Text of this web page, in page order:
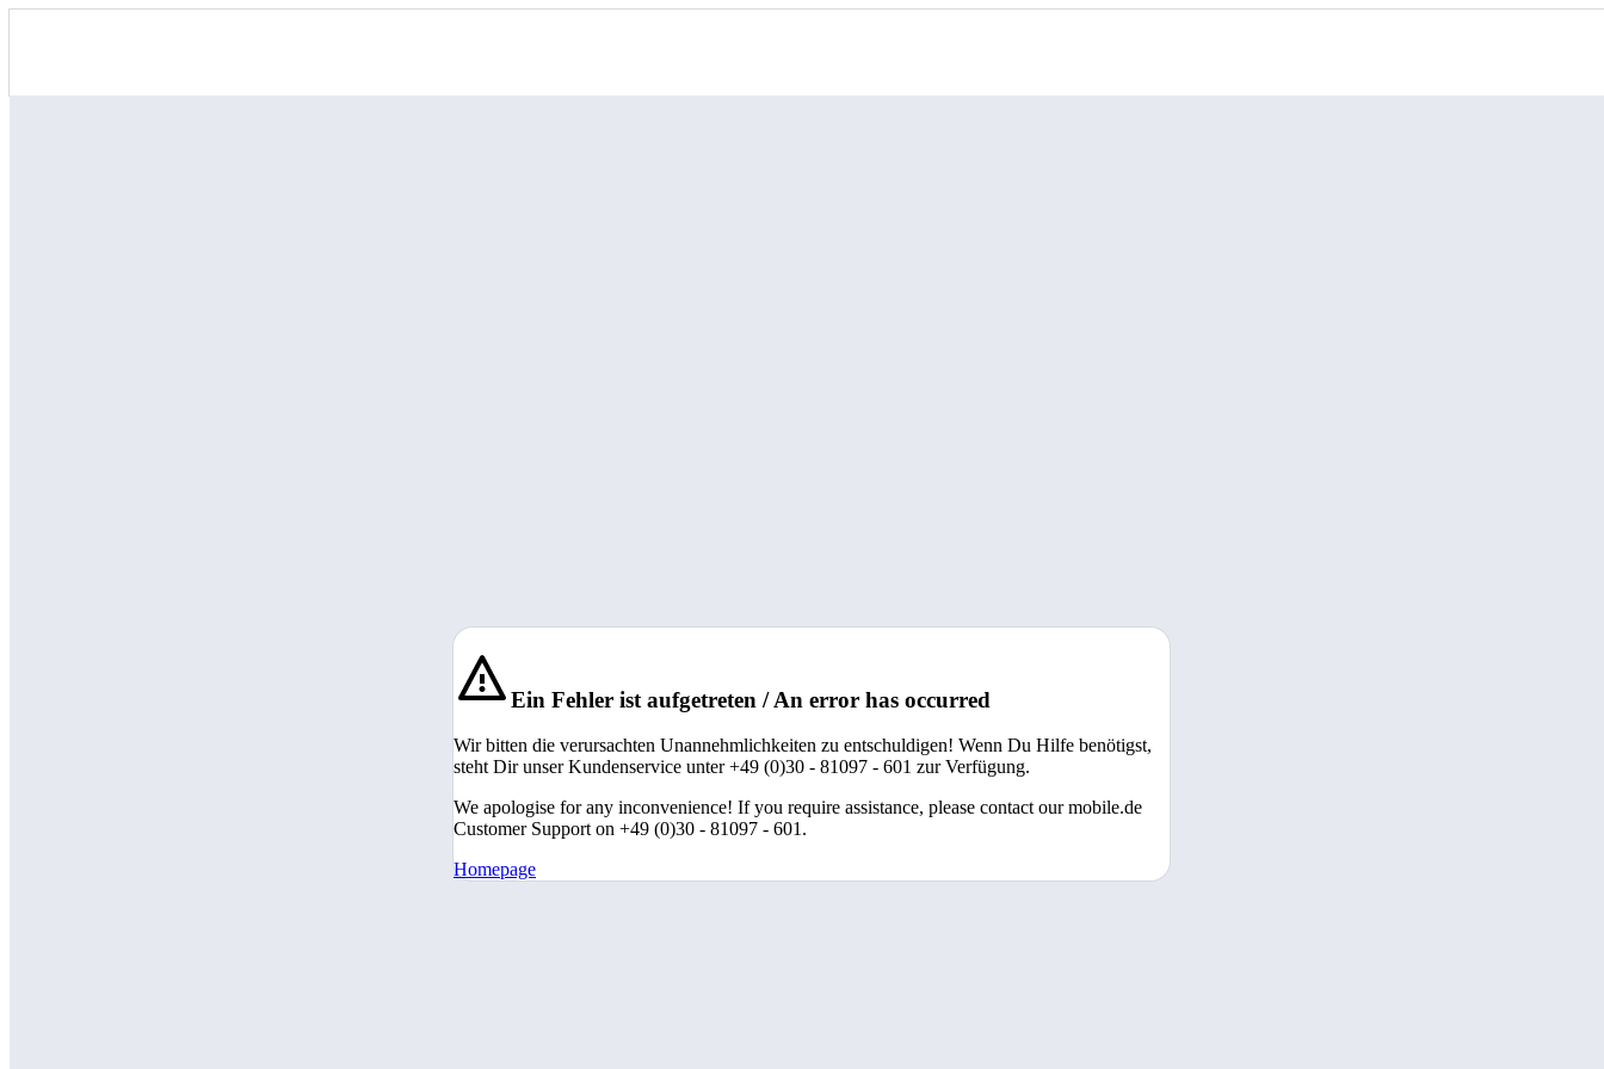
Ein Fehler ist aufgetreten / An error has occurred
Wir bitten die verursachten Unannehmlichkeiten zu entschuldigen! Wenn Du Hilfe benötigst,
steht Dir unser Kundenservice unter +49 (0)30 - 81097 - 601 zur Verfügung.
We apologise for any inconvenience! If you require assistance, please contact our mobile.de
Customer Support on +49 (0)30 - 81097 - 601.
Homepage